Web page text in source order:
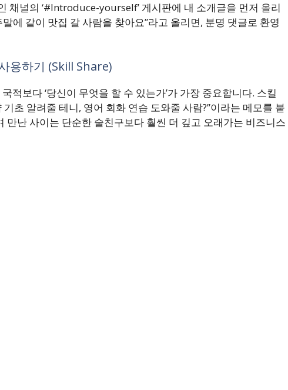
채널의 ‘#Introduce-yourself’ 게시판에 내 소개글을 먼저 올리
에 같이 맛집 갈 사람을 찾아요”라고 올리면, 분명 댓글로 환영
용하기 (Skill Share)
적보다 ‘당신이 무엇을 할 수 있는가’가 가장 중요합니다. 스킬
초 알려줄 테니, 영어 회화 연습 도와줄 사람?”이라는 메모를 붙
만난 사이는 단순한 술친구보다 훨씬 더 깊고 오래가는 비즈니스